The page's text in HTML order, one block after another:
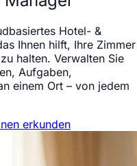
Hotel- &
Ihnen hilft, Ihre Zimmer
halten. Verwalten Sie
Aufgaben,
einem Ort – von jedem
erkunden